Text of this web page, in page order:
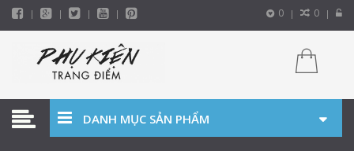
0 0
DANH MỤC SẢN PHẨM